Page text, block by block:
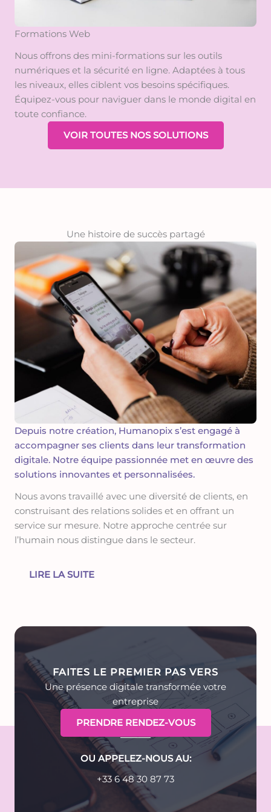
Formations Web
Nous offrons des mini-formations sur les outils
numériques et la sécurité en ligne. Adaptées à tous
les niveaux, elles ciblent vos besoins spécifiques.
Équipez-vous pour naviguer dans le monde digital en
toute confiance.
VOIR TOUTES NOS SOLUTIONS
Une histoire de succès partagé
Depuis notre création, Humanopix s’est engagé à
accompagner ses clients dans leur transformation
digitale. Notre équipe passionnée met en œuvre des
solutions innovantes et personnalisées.
Nous avons travaillé avec une diversité de clients, en
construisant des relations solides et en offrant un
service sur mesure. Notre approche centrée sur
l’humain nous distingue dans le secteur.
LIRE LA SUITE
FAITES LE PREMIER PAS VERS
Une présence digitale transformée votre
entreprise
PRENDRE RENDEZ-VOUS
OU APPELEZ-NOUS AU:
+33 6 48 30 87 73